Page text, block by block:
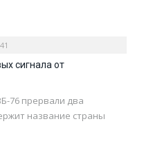
сигнала от
76 прервали два
название страны